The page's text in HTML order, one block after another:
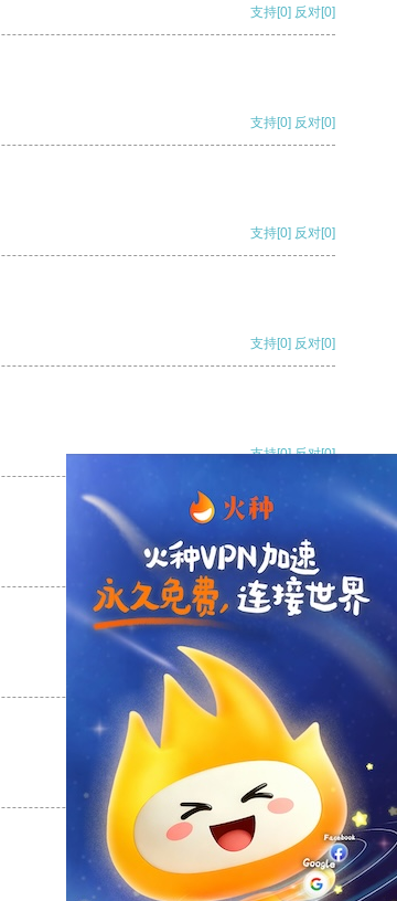
支持[0] 反对[0]
支持[0] 反对[0]
支持[0] 反对[0]
支持[0] 反对[0]
支持[0] 反对[0]
支持[0] 反对
支持
支持 反对 [0]